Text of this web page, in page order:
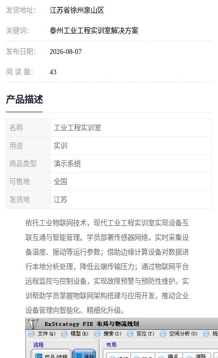
发货地址： 江苏省徐州泉山区
关键词： 泰州工业工程实训室解决方案
发布日期： 2026-08-07
阅 读 量： 43
产品描述
名称 工业工程实训室
用途 实训
商品类型 演示系统
可售地 全国
发货地 江苏
依托工业物联网技术，现代工业工程实训室实现设备互
联互通与智能管理。学员部署传感器网络，实时采集设
备温度、振动等运行参数；借助边缘计算设备对数据进
行本地分析处理，降低云端传输压力；通过物联网平台
远程监控与控制设备，实现故障预警与预防性维护。实
训帮助学员掌握物联网架构搭建与应用开发，推动企业
设备管理向智能化、精细化升级。